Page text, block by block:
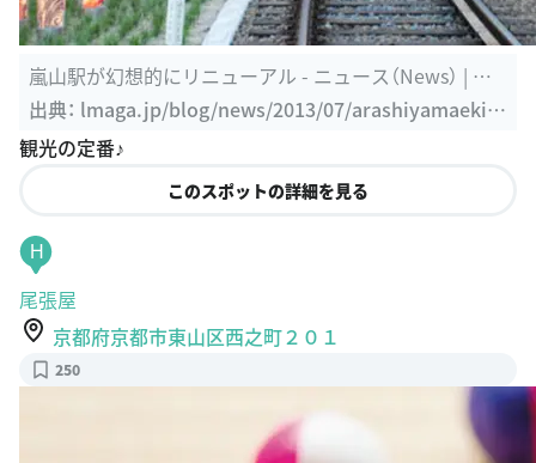
嵐山駅が幻想的にリニューアル - ニュース（News） | 関
西を24時間 ...
出典： lmaga.jp/blog/news/2013/07/arashiyamaeki.h
tml
観光の定番♪
このスポットの詳細を見る
H
尾張屋
京都府京都市東山区西之町２０１
250